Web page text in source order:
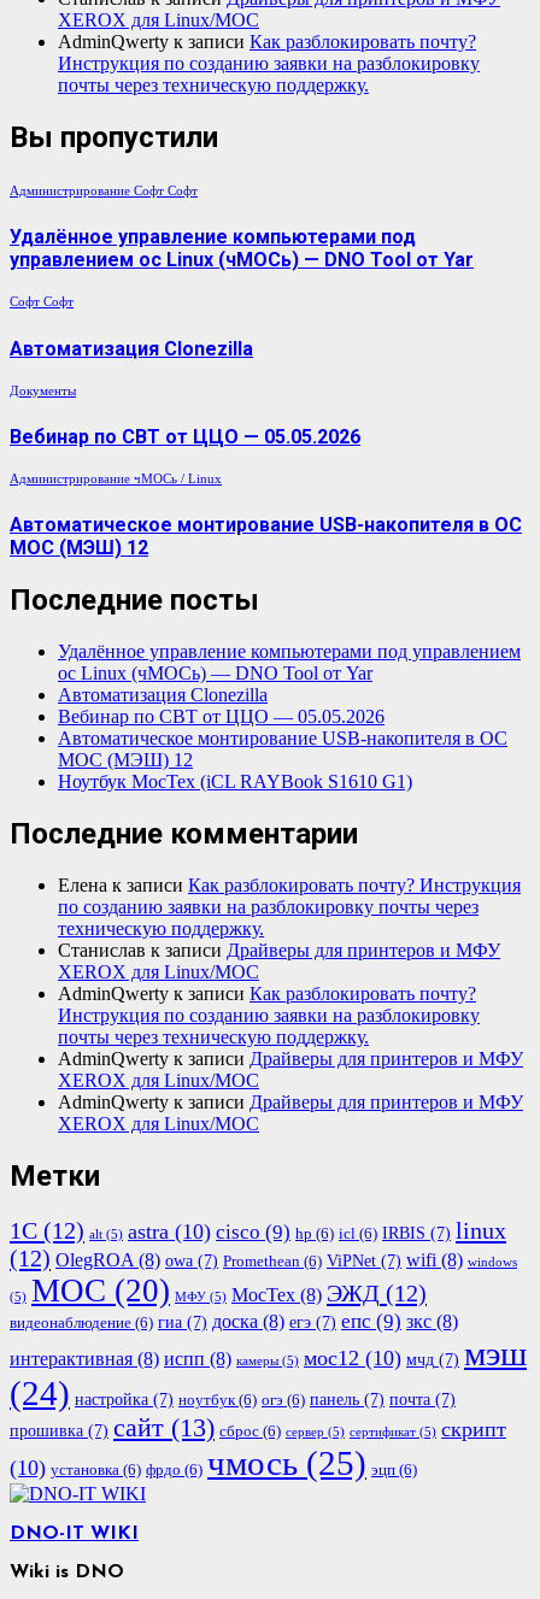
XEROX для Linux/МОС
AdminQwerty к записи Как разблокировать почту?
Инструкция по созданию заявки на разблокировку
почты через техническую поддержку.
Вы пропустили
Администрирование Софт Софт
Удалённое управление компьютерами под
управлением ос Linux (чМОСь) — DNO Tool от Yar
Софт Софт
Автоматизация Clonezilla
Документы
Вебинар по СВТ от ЦЦО — 05.05.2026
Администрирование чМОСь / Linux
Автоматическое монтирование USB-накопителя в ОС
МОС (МЭШ) 12
Последние посты
Удалённое управление компьютерами под управлением
ос Linux (чМОСь) — DNO Tool от Yar
Автоматизация Clonezilla
Вебинар по СВТ от ЦЦО — 05.05.2026
Автоматическое монтирование USB-накопителя в ОС
МОС (МЭШ) 12
Ноутбук МосТех (iCL RAYBook S1610 G1)
Последние комментарии
Елена к записи Как разблокировать почту? Инструкция
по созданию заявки на разблокировку почты через
техническую поддержку.
Станислав к записи Драйверы для принтеров и МФУ
XEROX для Linux/МОС
AdminQwerty к записи Как разблокировать почту?
Инструкция по созданию заявки на разблокировку
почты через техническую поддержку.
AdminQwerty к записи Драйверы для принтеров и МФУ
XEROX для Linux/МОС
AdminQwerty к записи Драйверы для принтеров и МФУ
XEROX для Linux/МОС
Метки
1С (12) alt (5) astra (10) cisco (9) hp (6) icl (6) IRBIS (7) linux
(12) OlegROA (8) owa (7) Promethean (6) ViPNet (7) wifi (8) windows
(5) МОС (20) МФУ (5) МосТех (8) ЭЖД (12)
видеонаблюдение (6) гиа (7) доска (8) егэ (7) епс (9) зкс (8)
интерактивная (8) испп (8) камеры (5) мос12 (10) мчд (7) мэш
(24) настройка (7) ноутбук (6) огэ (6) панель (7) почта (7)
прошивка (7) сайт (13) сброс (6) сервер (5) сертификат (5) скрипт
(10) установка (6) фрдо (6) чмось (25) эцп (6)
DNO-IT WIKI
Wiki is DNO